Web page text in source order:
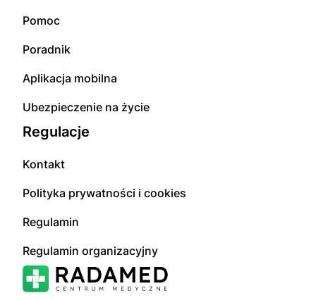
Pomoc
Poradnik
Aplikacja mobilna
Ubezpieczenie na życie
Regulacje
Kontakt
Polityka prywatności i cookies
Regulamin
Regulamin organizacyjny